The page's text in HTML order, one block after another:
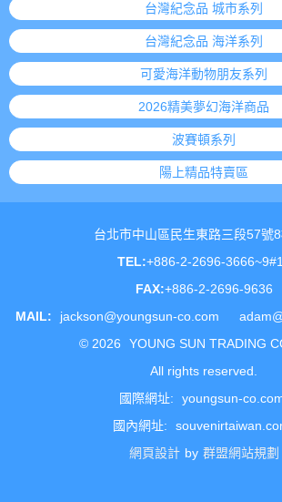
台灣紀念品 城市系列
台灣紀念品 海洋系列
可愛海洋動物朋友系列
2026精美夢幻海洋商品
波賽頓系列
陽上精品特賣區
台北市中山區民生東路三段57號
TEL:+886-2-2696-
FAX:+886-2-2696-9636
MAIL:
jackson@youngsun-co.com
© 2026
YOUNG SUN TRADING
All rights reserved.
國際網址:
youngsun-
國內網址:
網頁設計 by 群盟網站規劃